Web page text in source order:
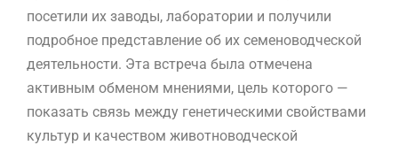
посетили их заводы, лаборатории и получили
подробное представление об их семеноводческой
деятельности. Эта встреча была отмечена
активным обменом мнениями, цель которого —
показать связь между генетическими свойствами
культур и качеством животноводческой